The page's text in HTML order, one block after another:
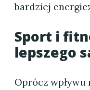
bardziej
Sport i
lepszego
Oprócz wpływu